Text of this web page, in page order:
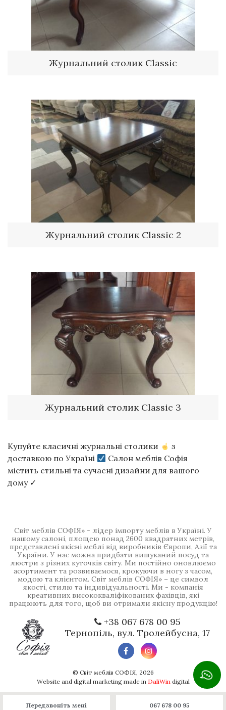
Передзвоніть мені 067 678 00 95
Журнальний столик Classic
Журнальний столик Classic 2
Журнальний столик Classic 3
Купуйте класичні журнальні столики
з
доставкою по Україні
Салон меблів Софія
містить стильні та сучасні дизайни для вашого
дому ✓
Світ меблів СОФІЯ» - лідер імпорту меблів в Україні. У
нашому салоні, площею понад 2600 квадратних метрів,
представлені якісні меблі від виробників Європи, Азії та
України. У нас можна придбати вишуканий посуд та
люстри з різних куточків світу. Ми постійно оновлюємо
асортимент та розвиваємося, крокуючи в ногу з часом,
модою та клієнтом. Світ меблів СОФІЯ» – це символ
якості, стилю та індивідуальності. Ми - компанія
креативних висококваліфікованих фахівців, які
працюють для того, щоб ви отримали якісну продукцію!
+38 067 678 00 95
Тернопіль, вул. Тролейбусна, 17
© Світ меблів СОФІЯ, 2026
Website and digital marketing made in DaliWindigital